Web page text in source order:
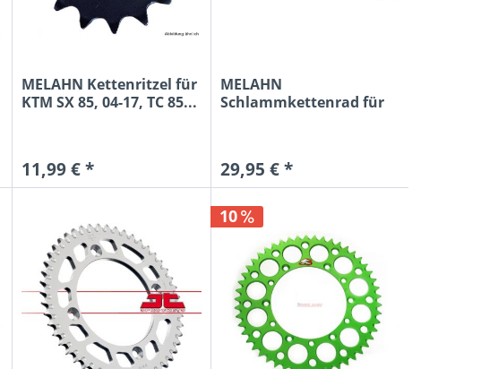
MELAHN Kettenritzel für
KTM SX 85, 04-17, TC 85...
11,99 € *
MELAHN
Schlammkettenrad für
29,95 € *
10